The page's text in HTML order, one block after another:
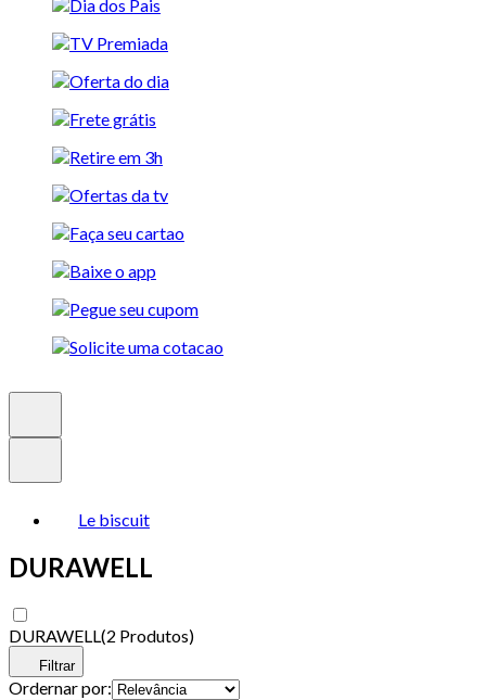
Le biscuit
DURAWELL
DURAWELL(2 Produtos)
Filtrar
Ordernar por: